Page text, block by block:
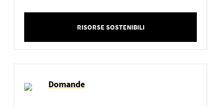
RISORSE SOSTENIBILI
Domande